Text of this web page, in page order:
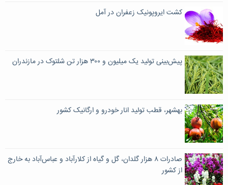
کشت ایروپونیک زعفران در آمل
پیش‌بینی تولید یک میلیون و ۳۰۰ هزار تن شلتوک در مازندران
بهشهر، قطب تولید انار خودرو و ارگانیک کشور
صادرات ۸ هزار گلدان، گل و گیاه از کلارآباد و عباس‌آباد به خارج
از کشور